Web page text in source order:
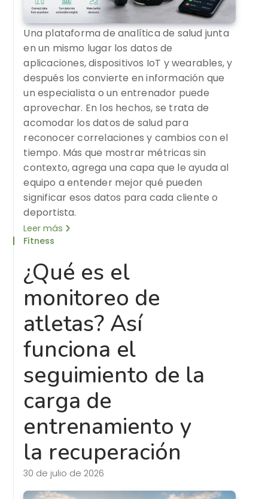
Una plataforma de analítica de salud junta
en un mismo lugar los datos de
aplicaciones, dispositivos IoT y wearables, y
después los convierte en información que
un especialista o un entrenador puede
aprovechar. En los hechos, se trata de
acomodar los datos de salud para
reconocer correlaciones y cambios con el
tiempo. Más que mostrar métricas sin
contexto, agrega una capa que le ayuda al
equipo a entender mejor qué pueden
significar esos datos para cada cliente o
deportista.
Leer más
Fitness
¿Qué es el
monitoreo de
atletas? Así
funciona el
seguimiento de la
carga de
entrenamiento y
la recuperación
30 de julio de 2026